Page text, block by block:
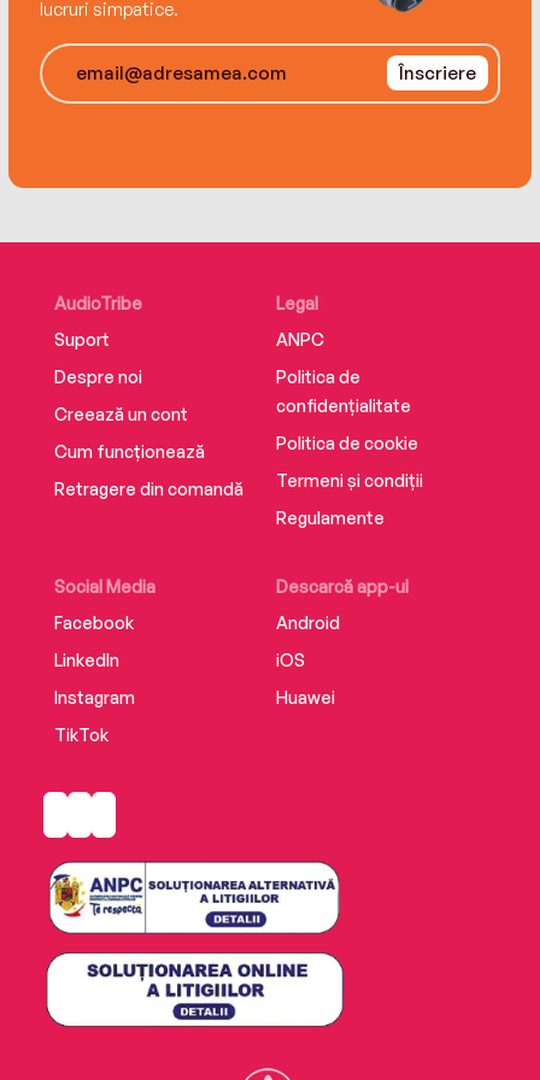
lucruri simpatice.
Înscriere
AudioTribe
Suport
Despre noi
Creează un cont
Cum funcționează
Retragere din comandă
Social Media
Facebook
LinkedIn
Instagram
TikTok
Descarcă app-ul
Android
iOS
Huawei
Legal
ANPC
Politica de
confidențialitate
Politica de cookie
Termeni și condiții
Regulamente